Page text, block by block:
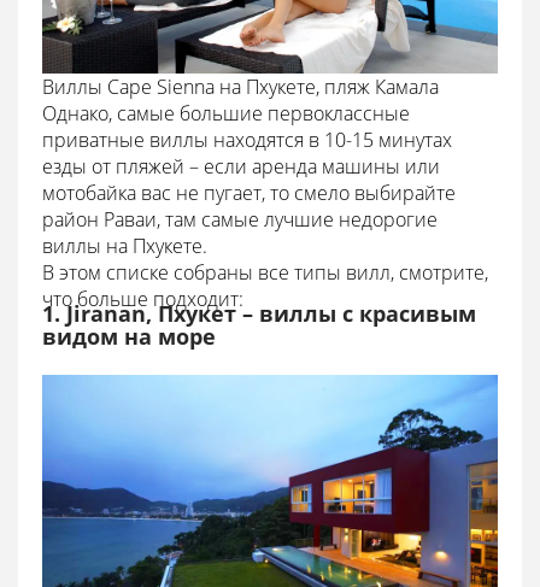
Виллы Cape Sienna на Пхукете, пляж Камала
Однако, самые большие первоклассные
приватные виллы находятся в 10-15 минутах
езды от пляжей – если аренда машины или
мотобайка вас не пугает, то смело выбирайте
район Раваи, там самые лучшие недорогие
виллы на Пхукете.
В этом списке собраны все типы вилл, смотрите,
что больше подходит:
1. Jiranan, Пхукет – виллы с красивым
видом на море